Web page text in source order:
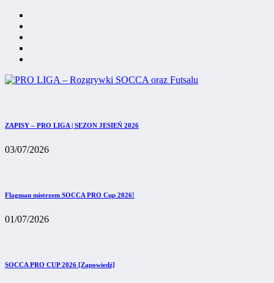
ZAPISY – PRO LIGA | SEZON JESIEŃ 2026
03/07/2026
Flagman mistrzem SOCCA PRO Cup 2026!
01/07/2026
SOCCA PRO CUP 2026 [Zapowiedź]